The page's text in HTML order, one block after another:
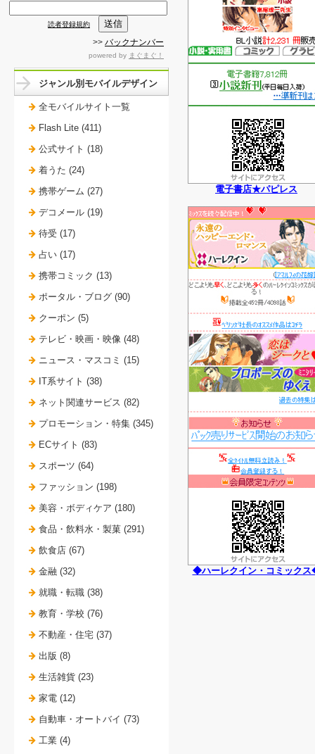
電子書店★パピレス
◆ハーレクイン・コミック
読者登録規約
>> バックナンバー
powered by まぐまぐ！
ジャンル別モバイルデザイン
全モバイルサイト一覧
Flash Lite (411)
公式サイト (18)
着うた (24)
携帯ゲーム (27)
デコメール (19)
待受 (17)
占い (17)
携帯コミック (13)
ポータル・ブログ (90)
クーポン (5)
テレビ・映画・映像 (48)
ニュース・マスコミ (15)
IT系サイト (38)
ネット関連サービス (82)
プロモーション・特集 (345)
ECサイト (83)
スポーツ (64)
ファッション (198)
美容・ボディケア (180)
食品・飲料水・製菓 (291)
飲食店 (67)
金融 (32)
就職・転職 (38)
教育・学校 (76)
不動産・住宅 (37)
出版 (8)
生活雑貨 (23)
家電 (12)
自動車・オートバイ (73)
工業 (4)